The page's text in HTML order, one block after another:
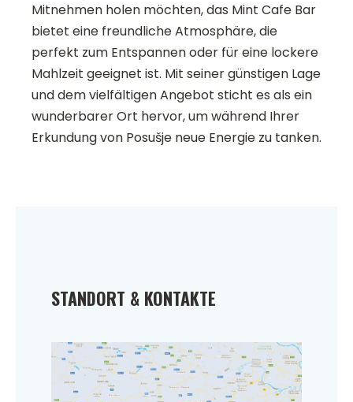
Mitnehmen holen möchten, das Mint Cafe Bar
bietet eine freundliche Atmosphäre, die
perfekt zum Entspannen oder für eine lockere
Mahlzeit geeignet ist. Mit seiner günstigen Lage
und dem vielfältigen Angebot sticht es als ein
wunderbarer Ort hervor, um während Ihrer
Erkundung von Posušje neue Energie zu tanken.
STANDORT & KONTAKTE